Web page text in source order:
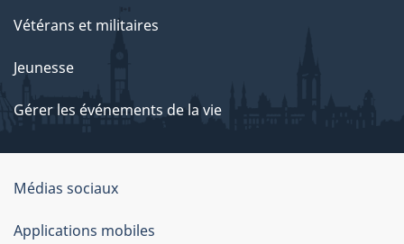
Vétérans et militaires
Jeunesse
Gérer les événements de la vie
Organisation
du
Médias sociaux
Applications mobiles